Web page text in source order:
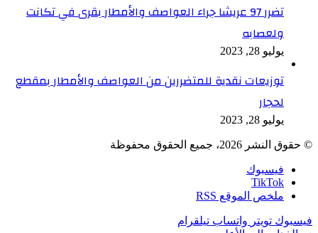
تضرر 97 عريشا جراء العواصف والأمطار بقرى في تكانت
ولعصابه
يوليو 28, 2023
توزيعات نقدية للمتضررين من العواصف والأمطار بمقطع
لحجار
يوليو 28, 2023
© حقوق النشر 2026، جميع الحقوق محفوظة
فيسبوك
TikTok
ملخص الموقع RSS
فيسبوك تويتر واتساب تيلقرام